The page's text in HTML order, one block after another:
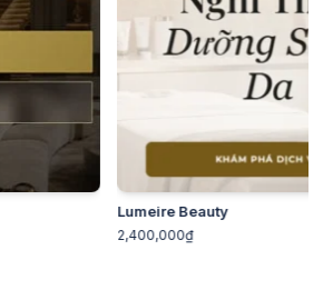
F1GENZ FARM -